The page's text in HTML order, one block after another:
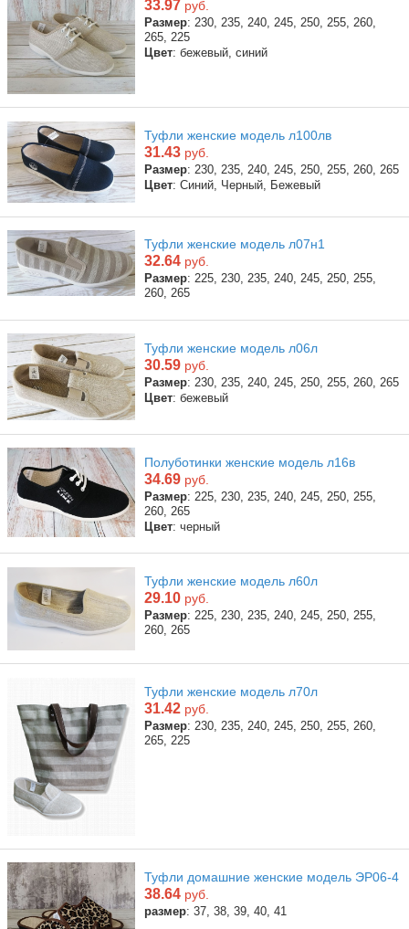
33.97 руб.
Размер: 230, 235, 240, 245, 250, 255, 260,
265, 225
Цвет: бежевый, синий
Туфли женские модель л100лв
31.43 руб.
Размер: 230, 235, 240, 245, 250, 255, 260, 265
Цвет: Синий, Черный, Бежевый
Туфли женские модель л07н1
32.64 руб.
Размер: 225, 230, 235, 240, 245, 250, 255,
260, 265
Туфли женские модель л06л
30.59 руб.
Размер: 230, 235, 240, 245, 250, 255, 260, 265
Цвет: бежевый
Полуботинки женские модель л16в
34.69 руб.
Размер: 225, 230, 235, 240, 245, 250, 255,
260, 265
Цвет: черный
Туфли женские модель л60л
29.10 руб.
Размер: 225, 230, 235, 240, 245, 250, 255,
260, 265
Туфли женские модель л70л
31.42 руб.
Размер: 230, 235, 240, 245, 250, 255, 260,
265, 225
Туфли домашние женские модель ЭР06-4
38.64 руб.
размер: 37, 38, 39, 40, 41